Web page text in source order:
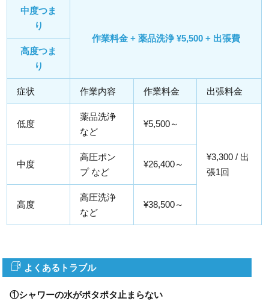
中度つま
り
作業料金 + 薬品洗浄 ¥5,500 + 出張費
高度つま
り
症状 作業内容 作業料金 出張料金
低度
薬品洗浄
など
¥5,500～
¥3,300 / 出
張1回
中度
高圧ポン
プ など
¥26,400～
高度
高圧洗浄
など
¥38,500～
よくあるトラブル
①シャワーの水がポタポタ止まらない